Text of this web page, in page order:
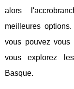
alors
meilleures
vous pouvez vous
vous explorez
Basque.